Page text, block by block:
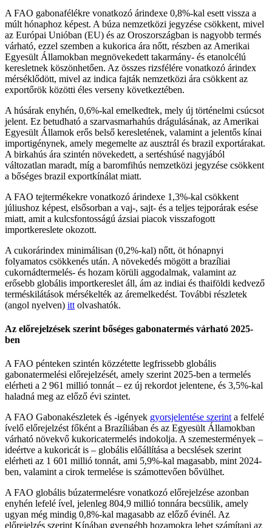
A FAO gabonafélékre vonatkozó árindexe 0,8%-kal esett vissza a
múlt hónaphoz képest. A búza nemzetközi jegyzése csökkent, mivel
az Európai Unióban (EU) és az Oroszországban is nagyobb termés
várható, ezzel szemben a kukorica ára nőtt, részben az Amerikai
Egyesült Államokban megnövekedett takarmány- és etanolcélú
keresletnek köszönhetően. Az összes rizsfélére vonatkozó árindex
mérséklődött, mivel az indica fajták nemzetközi ára csökkent az
exportőrök közötti éles verseny következtében.
A húsárak enyhén, 0,6%-kal emelkedtek, mely új történelmi csúcsot
jelent. Ez betudható a szarvasmarhahús drágulásának, az Amerikai
Egyesült Államok erős belső keresletének, valamint a jelentős kínai
importigénynek, amely megemelte az ausztrál és brazil exportárakat.
A birkahús ára szintén növekedett, a sertéshúsé nagyjából
változatlan maradt, míg a baromfihús nemzetközi jegyzése csökkent
a bőséges brazil exportkínálat miatt.
A FAO tejtermékekre vonatkozó árindexe 1,3%-kal csökkent
júliushoz képest, elsősorban a vaj-, sajt- és a teljes tejporárak esése
miatt, amit a kulcsfontosságú ázsiai piacok visszafogott
importkereslete okozott.
A cukorárindex minimálisan (0,2%-kal) nőtt, öt hónapnyi
folyamatos csökkenés után. A növekedés mögött a brazíliai
cukornádtermelés- és hozam körüli aggodalmak, valamint az
erősebb globális importkereslet áll, ám az indiai és thaiföldi kedvező
terméskilátások mérsékelték az áremelkedést. További részletek
(angol nyelven) itt olvashatók.
Az előrejelzések szerint bőséges gabonatermés várható 2025-
ben
A FAO pénteken szintén közzétette legfrissebb globális
gabonatermelési előrejelzését, amely szerint 2025-ben a termelés
elérheti a 2 961 millió tonnát – ez új rekordot jelentene, és 3,5%-kal
haladná meg az előző évi szintet.
A FAO Gabonakészletek és -igények gyorsjelentése szerinta felfelé
ívelő előrejelzést főként a Brazíliában és az Egyesült Államokban
várható növekvő kukoricatermelés indokolja. A szemestermények –
ideértve a kukoricát is – globális előállítása a becslések szerint
elérheti az 1 601 millió tonnát, ami 5,9%-kal magasabb, mint 2024-
ben, valamint a cirok termelése is számottevően bővülhet.
A FAO globális búzatermelésre vonatkozó előrejelzése azonban
enyhén lefelé ível, jelenleg 804,9 millió tonnára becsülik, amely
ugyan még mindig 0,8%-kal magasabb az előző évinél. Az
előrejelzés szerint Kínában gyengébb hozamokra lehet számítani az